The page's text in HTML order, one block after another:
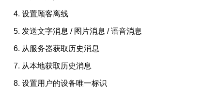
设置顾客离线
发送文字消息 / 图片消息 / 语音消息
从服务器获取历史消息
从本地获取历史消息
设置用户的设备唯一标识